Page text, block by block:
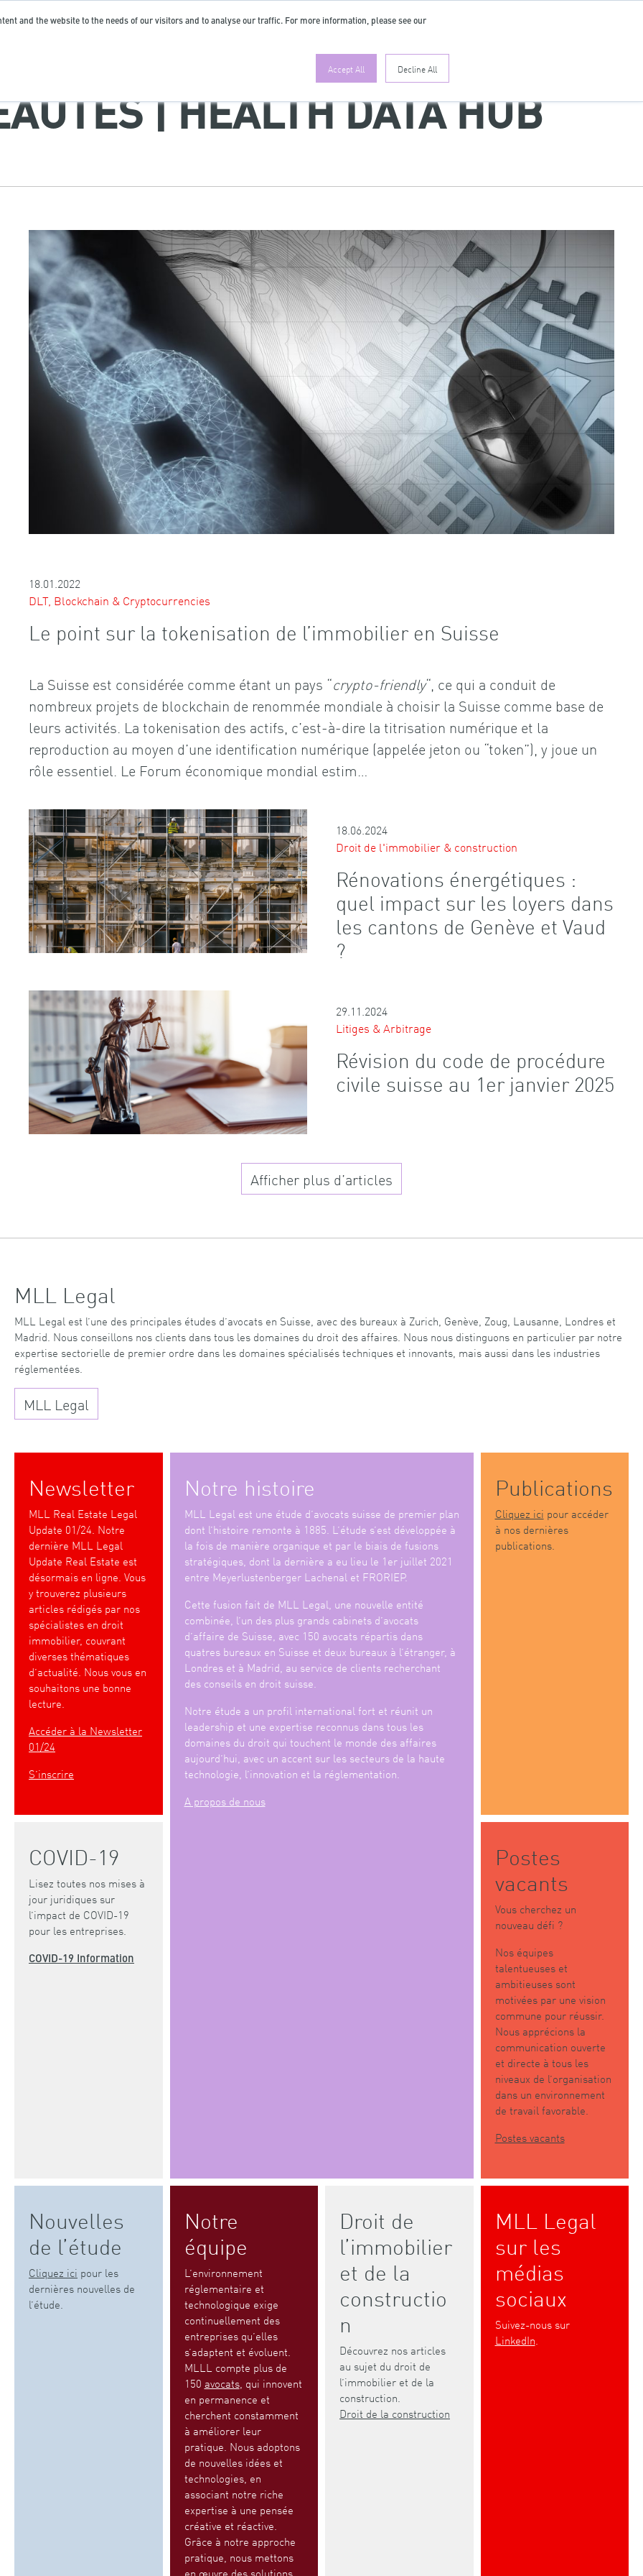
and the website to the needs of our visitors and to analyse our traffic. For more information, please see our
Accept All Decline All
| HEALTH DATA HUB
18.01.2022
DLT, Blockchain & Cryptocurrencies
Le point sur la tokenisation de l’immobilier en Suisse
La Suisse est considérée comme étant un pays “crypto-friendly“, ce qui a conduit de
nombreux projets de blockchain de renommée mondiale à choisir la Suisse comme base de
leurs activités. La tokenisation des actifs, c’est-à-dire la titrisation numérique et la
reproduction au moyen d’une identification numérique (appelée jeton ou “token”), y joue un
rôle essentiel. Le Forum économique mondial estim…
18.06.2024
Droit de l'immobilier & construction
Rénovations énergétiques :
quel impact sur les loyers dans
les cantons de Genève et Vaud
?
29.11.2024
Litiges & Arbitrage
Révision du code de procédure
civile suisse au 1er janvier 2025
Afficher plus d’articles
MLL Legal
MLL Legal est l’une des principales études d’avocats en Suisse, avec des bureaux à Zurich, Genève, Zoug, Lausanne, Londres et
Madrid. Nous conseillons nos clients dans tous les domaines du droit des affaires. Nous nous distinguons en particulier par notre
expertise sectorielle de premier ordre dans les domaines spécialisés techniques et innovants, mais aussi dans les industries
réglementées.
MLL Legal
Newsletter
MLL Real Estate Legal
Update 01/24. Notre
dernière MLL Legal
Update Real Estate est
désormais en ligne. Vous
y trouverez plusieurs
articles rédigés par nos
spécialistes en droit
immobilier, couvrant
diverses thématiques
d’actualité. Nous vous en
souhaitons une bonne
lecture.
Accéder à la Newsletter
01/24
S’inscrire
Notre histoire
MLL Legal est une étude d’avocats suisse de premier plan
dont l’histoire remonte à 1885. L’étude s’est développée à
la fois de manière organique et par le biais de fusions
stratégiques, dont la dernière a eu lieu le 1er juillet 2021
entre Meyerlustenberger Lachenal et FRORIEP.
Cette fusion fait de MLL Legal, une nouvelle entité
combinée, l’un des plus grands cabinets d’avocats
d’affaire de Suisse, avec 150 avocats répartis dans
quatres bureaux en Suisse et deux bureaux à l’étranger, à
Londres et à Madrid, au service de clients recherchant
des conseils en droit suisse.
Notre étude a un profil international fort et réunit un
leadership et une expertise reconnus dans tous les
domaines du droit qui touchent le monde des affaires
aujourd’hui, avec un accent sur les secteurs de la haute
technologie, l’innovation et la réglementation.
A propos de nous
Publications
Cliquez ici pour accéder
à nos dernières
publications.
COVID-19
Lisez toutes nos mises à
jour juridiques sur
l’impact de COVID-19
pour les entreprises.
COVID-19 Information
Postes
vacants
Vous cherchez un
nouveau défi ?
Nos équipes
talentueuses et
ambitieuses sont
motivées par une vision
commune pour réussir.
Nous apprécions la
communication ouverte
et directe à tous les
niveaux de l’organisation
dans un environnement
de travail favorable.
Postes vacants
Nouvelles
de l’étude
Cliquez ici pour les
dernières nouvelles de
l’étude.
Notre
équipe
L’environnement
réglementaire et
technologique exige
continuellement des
entreprises qu’elles
s’adaptent et évoluent.
MLLL compte plus de
150 avocats, qui innovent
en permanence et
cherchent constamment
à améliorer leur
pratique. Nous adoptons
de nouvelles idées et
technologies, en
associant notre riche
expertise à une pensée
créative et réactive.
Grâce à notre approche
pratique, nous mettons
Droit de
l’immobilier
et de la
constructio
n
Découvrez nos articles
au sujet du droit de
l’immobilier et de la
construction.
Droit de la construction
MLL Legal
sur les
médias
sociaux
Suivez-nous sur
LinkedIn.